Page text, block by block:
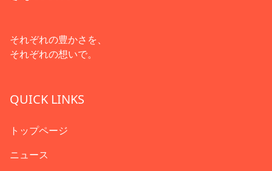
それぞれの豊かさを、
それぞれの想いで。
QUICK LINKS
トップページ
ニュース